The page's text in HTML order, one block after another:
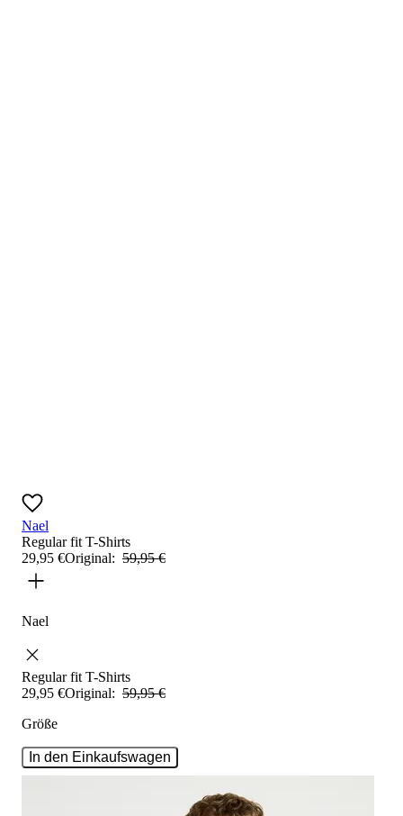
Nael
Regular fitT-Shirts
29,95 €Original: 59,95 €
Nael
Regular fitT-Shirts
29,95 €Original: 59,95 €
Größe
In den Einkaufswagen